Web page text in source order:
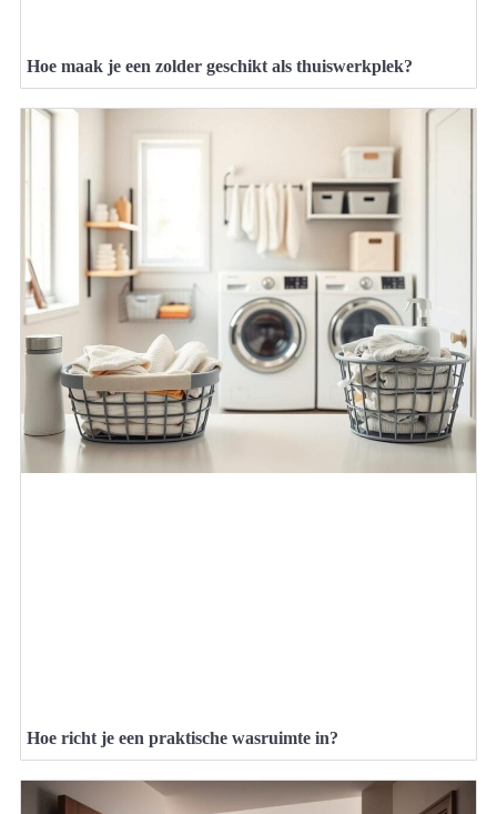
Hoe maak je een zolder geschikt als thuiswerkplek?
Hoe richt je een praktische wasruimte in?